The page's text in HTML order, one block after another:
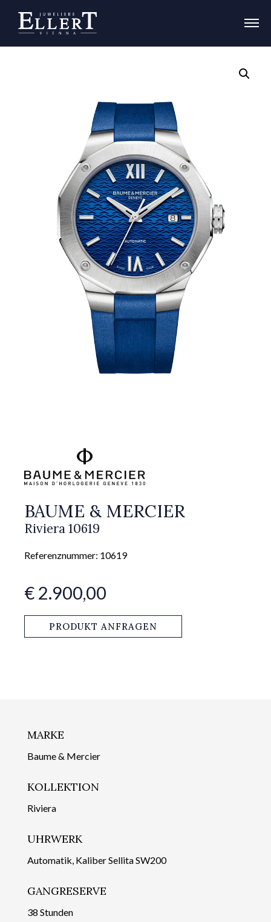
BAUME & MERCIER
Riviera 10619
Referenznummer: 10619
€ 2.900,00
PRODUKT ANFRAGEN
MARKE
Baume & Mercier
KOLLEKTION
Riviera
UHRWERK
Automatik, Kaliber Sellita SW200
GANGRESERVE
38 Stunden